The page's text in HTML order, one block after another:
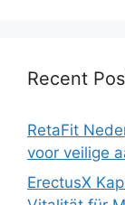
Recent
RetaFit
voor veilige
ErectusX